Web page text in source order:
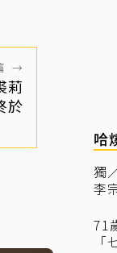
→
莉
於
哈
獨
李
71